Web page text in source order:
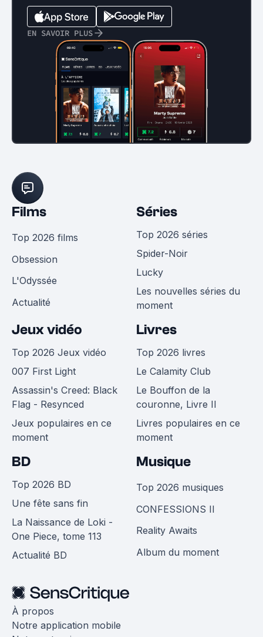
EN SAVOIR PLUS
Films
Top 2026 films
Obsession
L'Odyssée
Actualité
Séries
Top 2026 séries
Spider-Noir
Lucky
Les nouvelles séries du
moment
Jeux vidéo
Top 2026 Jeux vidéo
007 First Light
Assassin's Creed: Black
Flag - Resynced
Jeux populaires en ce
moment
Livres
Top 2026 livres
Le Calamity Club
Le Bouffon de la
couronne, Livre II
Livres populaires en ce
moment
BD
Top 2026 BD
Une fête sans fin
La Naissance de Loki -
One Piece, tome 113
Actualité BD
Musique
Top 2026 musiques
CONFESSIONS II
Reality Awaits
Album du moment
À propos
Notre application mobile